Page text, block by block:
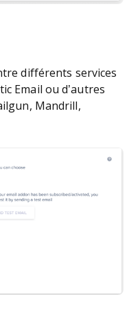
différents services
Email ou d’autres
Mandrill,